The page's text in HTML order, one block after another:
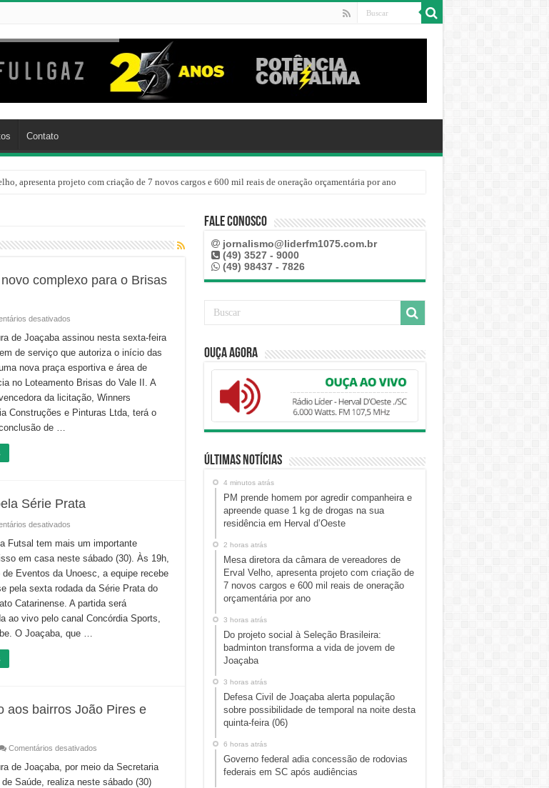
Contato
apresenta projeto com criação de 7 novos cargos e 600 mil reais de oneração orçamentária por ano
complexo para o Brisas
desativadosem
amplia
infraestrutura
esportiva
leva
novo
complexo
para
o
Brisas
de Joaçaba assinou nesta sexta-feira
de serviço que autoriza o início das
nova praça esportiva e área de
no Loteamento Brisas do Vale II. A
da licitação, Winners
Construções e Pinturas Ltda, terá o
de …
Série Prata
desativadosem
recebe
a
Xaxiense
sábado(30)
pela
Série
Prata
Futsal tem mais um importante
em casa neste sábado (30). Às 19h,
de Eventos da Unoesc, a equipe recebe
pela sexta rodada da Série Prata do
Catarinense. A partida será
ao vivo pelo canal Concórdia Sports,
O Joaçaba, que …
aos bairros João Pires e
Comentários desativadosem
de
Vacinação
Itinerante
de Joaçaba, por meio da Secretaria
de Saúde, realiza neste sábado (30)
Fale Conosco
jornalismo@liderfm1075.com.br
(49) 3527 - 9000
(49) 98437 - 7826
Ouça Agora
Últimas Notícias
4 minutos atrás
PM prende homem por agredir companheira e
apreende quase 1 kg de drogas na sua
residência em Herval d’Oeste
2 horas atrás
Mesa diretora da câmara de vereadores de
Erval Velho, apresenta projeto com criação de
7 novos cargos e 600 mil reais de oneração
orçamentária por ano
3 horas atrás
Do projeto social à Seleção Brasileira:
badminton transforma a vida de jovem de
Joaçaba
3 horas atrás
Defesa Civil de Joaçaba alerta população
sobre possibilidade de temporal na noite desta
quinta-feira (06)
6 horas atrás
Governo federal adia concessão de rodovias
federais em SC após audiências